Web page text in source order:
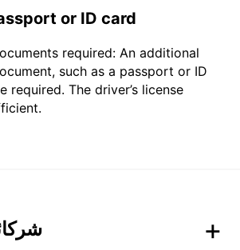
or ID card
required: An additional
such as a passport or ID
required. The driver’s license